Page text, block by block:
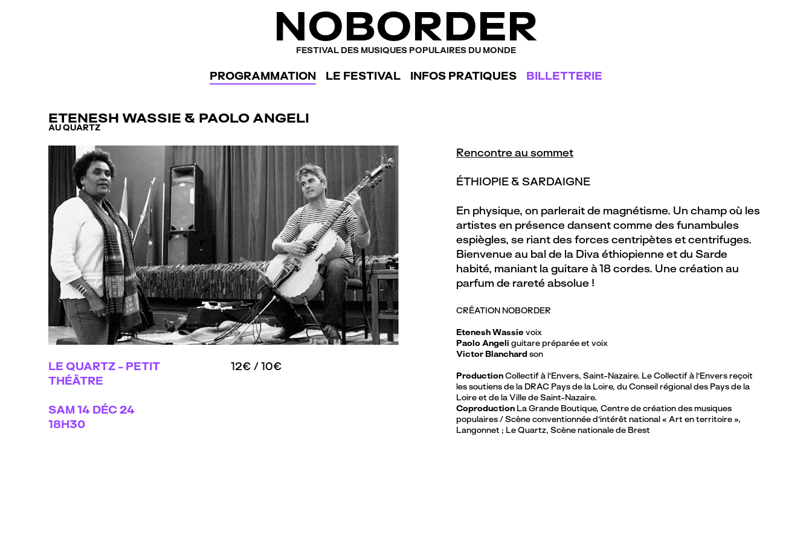
NOBORDER
FESTIVAL DES MUSIQUES POPULAIRES DU MONDE
PROGRAMMATION LE FESTIVAL INFOS PRATIQUES BILLETTERIE
ETENESH WASSIE & PAOLO ANGELI
AU QUARTZ
LE QUARTZ - PETIT
THÉÂTRE
SAM 14 DÉC 24
18H30
12€ / 10€
Rencontre au sommet
ÉTHIOPIE & SARDAIGNE
En physique, on parlerait de magnétisme. Un champ où les
artistes en présence dansent comme des funambules
espiègles, se riant des forces centripètes et centrifuges.
Bienvenue au bal de la Diva éthiopienne et du Sarde
habité, maniant la guitare à 18 cordes. Une création au
parfum de rareté absolue !
CRÉATION NOBORDER
Etenesh Wassievoix
Paolo Angeli guitare préparée et voix
Victor Blanchardson
ProductionCollectif à l’Envers, Saint-Nazaire. Le Collectif à l’Envers reçoit
les soutiens de la DRAC Pays de la Loire, du Conseil régional des Pays de la
Loire et de la Ville de Saint-Nazaire.
CoproductionLa Grande Boutique, Centre de création des musiques
populaires / Scène conventionnée d’intérêt national « Art en territoire »,
Langonnet ; Le Quartz, Scène nationale de Brest